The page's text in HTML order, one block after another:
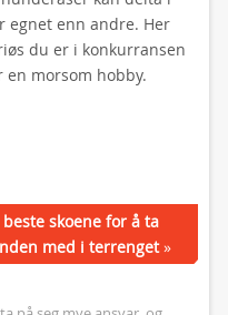
egnet enn andre. Her
du er i konkurransen
morsom hobby.
beste skoene for å ta
med i terrenget»